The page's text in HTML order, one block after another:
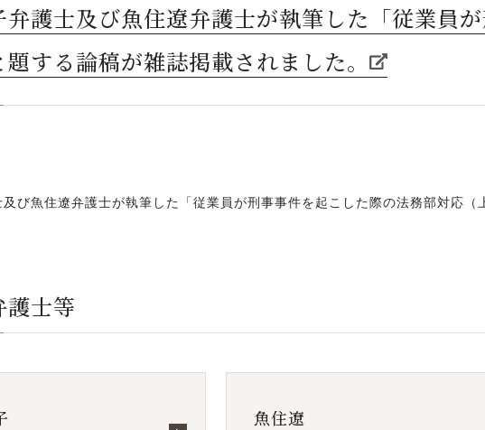
弁護士及び魚住遼弁護士が執筆した「従業員
題する論稿が雑誌掲載されました。
び魚住遼弁護士が執筆した「従業員が刑事事件を起こした際の法務部対応
護士等
魚住遼